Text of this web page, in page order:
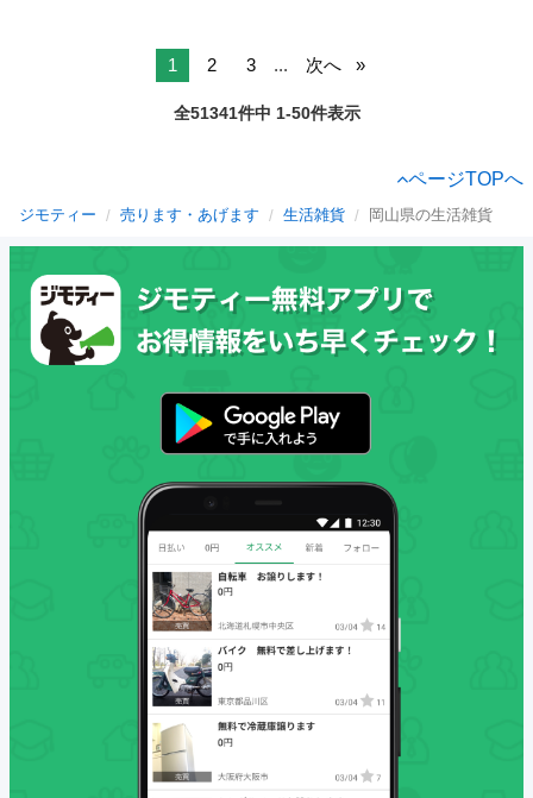
1 2 3 ... 次へ
全51341件中 1-50件表示
ページTOPへ
ジモティー 売ります・あげます 生活雑貨 岡山県の生活雑貨